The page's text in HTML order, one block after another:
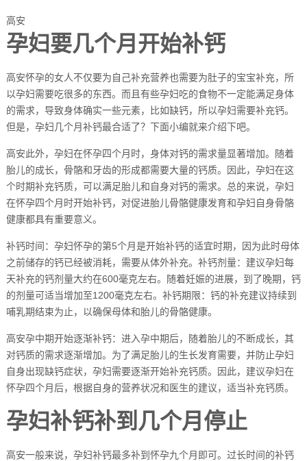
高安
孕妇要几个月开始补钙
高安怀孕的女人不仅要为自己补充营养也需要为肚子的宝宝补充，所
以孕妇需要吃很多的东西。而且有些孕妇吃的食物不一定能满足身体
的需求，导致身体确实一些元素，比如缺钙，所以孕妇需要补充钙。
但是，孕妇几个月补钙最合适了？下面小编就来介绍下吧。
高安此外，孕妇在怀孕四个月时，身体对钙的需求量显著增加。随着
胎儿的成长，骨骼和牙齿的形成都需要大量的钙质。因此，孕妇在这
个时期补充钙质，可以满足胎儿和自身对钙的需求。总的来说，孕妇
在怀孕四个月时开始补钙，对促进胎儿骨骼健康发育和孕妇自身骨骼
健康都具有重要意义。
补钙时间：孕妇怀孕的第5个月是开始补钙的适宜时期，因为此时母体
之前储存的钙已经被消耗，需要从体外补充。补钙剂量：建议孕妇每
天补充的钙剂量大约在600毫克左右。随着妊娠的进展，到了晚期，钙
的剂量可适当增加至1200毫克左右。补钙期限：钙的补充建议持续到
哺乳期结束为止，以确保母体和胎儿的骨骼健康。
高安孕中期开始逐渐补钙：进入孕中期后，随着胎儿的不断成长，其
对钙质的需求逐渐增加。为了满足胎儿的生长发育需要，并防止孕妇
自身出现缺钙症状，孕妇需要逐渐开始补充钙质。因此，建议孕妇在
怀孕四个月后，根据自身的营养状况和医生的建议，适当补充钙质。
孕妇补钙补到几个月停止
高安一般来说，孕妇补钙最多补到怀孕九个月即可。过长时间的补钙